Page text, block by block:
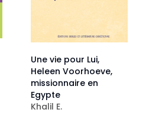
Une vie pour Lui,
Heleen Voorhoeve,
missionnaire en
Egypte
Khalil E.